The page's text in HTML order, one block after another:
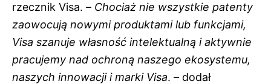
rzecznik Visa. – Chociaż nie wszystkie patenty
zaowocują nowymi produktami lub funkcjami,
Visa szanuje własność intelektualną i aktywnie
pracujemy nad ochroną naszego ekosystemu,
naszych innowacji i marki Visa. – dodał